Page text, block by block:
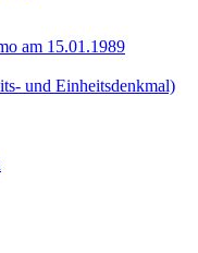
am 15.01.1989
und Einheitsdenkmal)